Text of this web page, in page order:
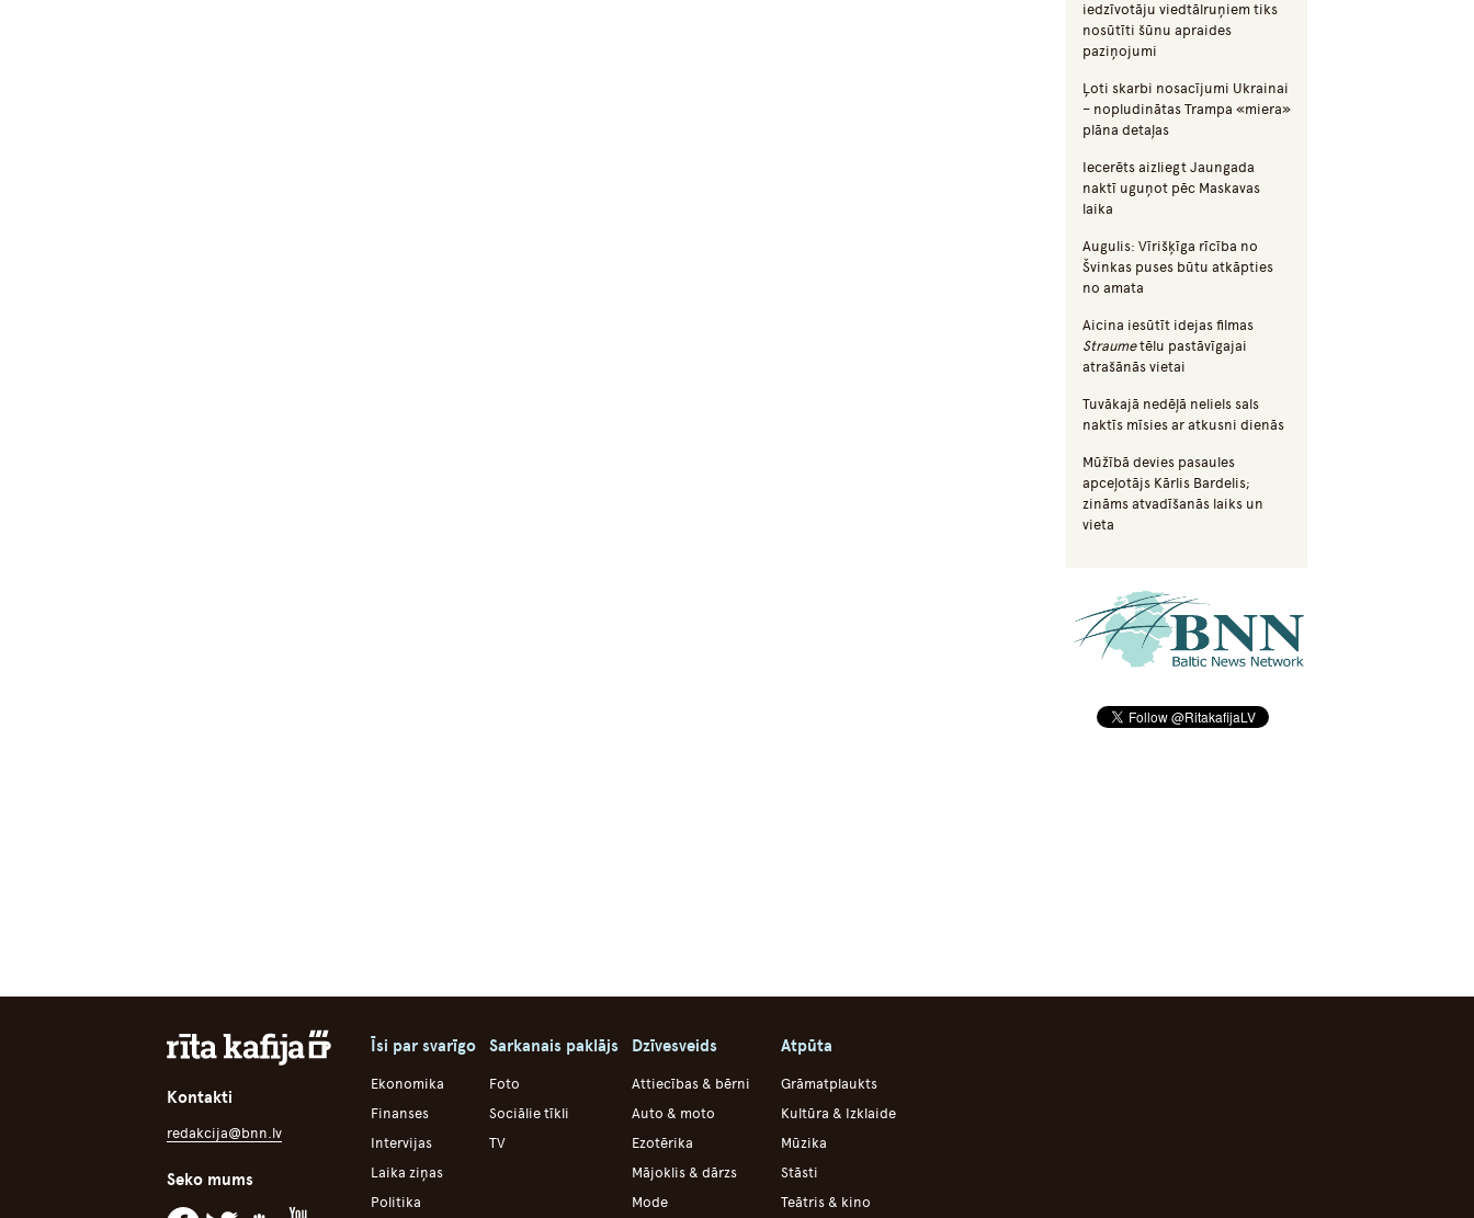
iedzīvotāju viedtālruņiem tiks
nosūtīti šūnu apraides
paziņojumi
Ļoti skarbi nosacījumi Ukrainai
– nopludinātas Trampa «miera»
plāna detaļas
Iecerēts aizliegt Jaungada
naktī uguņot pēc Maskavas
laika
Augulis: Vīrišķīga rīcība no
Švinkas puses būtu atkāpties
no amata
Aicina iesūtīt idejas filmas
Straumetēlu pastāvīgajai
atrašānās vietai
Tuvākajā nedēļā neliels sals
naktīs mīsies ar atkusni dienās
Mūžībā devies pasaules
apceļotājs Kārlis Bardelis;
zināms atvadīšanās laiks un
vieta
Kontakti
redakcija@bnn.lv
Seko mums
Īsi par svarīgo
Ekonomika
Finanses
Intervijas
Laika ziņas
Politika
Sarkanais paklājs
Foto
Sociālie tīkli
TV
Dzīvesveids
Attiecības & bērni
Auto & moto
Ezotērika
Mājoklis & dārzs
Mode
Atpūta
Grāmatplaukts
Kultūra & Izklaide
Mūzika
Stāsti
Teātris & kino